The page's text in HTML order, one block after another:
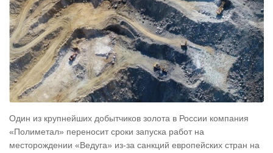
Один из крупнейших добытчиков золота в России компания
«Полиметал» переносит сроки запуска работ на
месторождении «Ведуга» из-за санкций европейских стран на